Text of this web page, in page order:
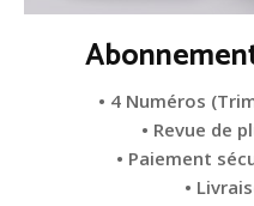
• 4 Numéros
• Revue de
• Paiement
•